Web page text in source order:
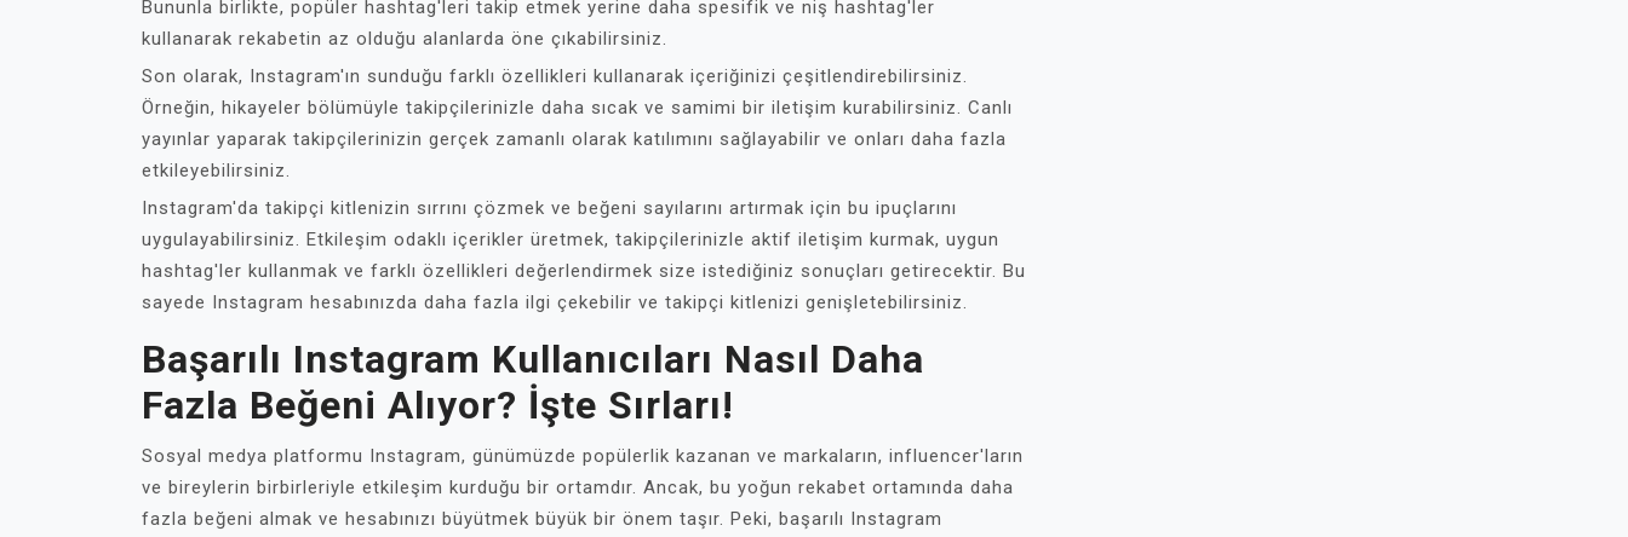
Bununla birlikte, popüler hashtag'leri takip etmek yerine daha spesifik ve niş hashtag'ler
kullanarak rekabetin az olduğu alanlarda öne çıkabilirsiniz.
Son olarak, Instagram'ın sunduğu farklı özellikleri kullanarak içeriğinizi çeşitlendirebilirsiniz.
Örneğin, hikayeler bölümüyle takipçilerinizle daha sıcak ve samimi bir iletişim kurabilirsiniz. Canlı
yayınlar yaparak takipçilerinizin gerçek zamanlı olarak katılımını sağlayabilir ve onları daha fazla
etkileyebilirsiniz.
Instagram'da takipçi kitlenizin sırrını çözmek ve beğeni sayılarını artırmak için bu ipuçlarını
uygulayabilirsiniz. Etkileşim odaklı içerikler üretmek, takipçilerinizle aktif iletişim kurmak, uygun
hashtag'ler kullanmak ve farklı özellikleri değerlendirmek size istediğiniz sonuçları getirecektir. Bu
sayede Instagram hesabınızda daha fazla ilgi çekebilir ve takipçi kitlenizi genişletebilirsiniz.
Başarılı Instagram Kullanıcıları Nasıl Daha
Fazla Beğeni Alıyor? İşte Sırları!
Sosyal medya platformu Instagram, günümüzde popülerlik kazanan ve markaların, influencer'ların
ve bireylerin birbirleriyle etkileşim kurduğu bir ortamdır. Ancak, bu yoğun rekabet ortamında daha
fazla beğeni almak ve hesabınızı büyütmek büyük bir önem taşır. Peki, başarılı Instagram